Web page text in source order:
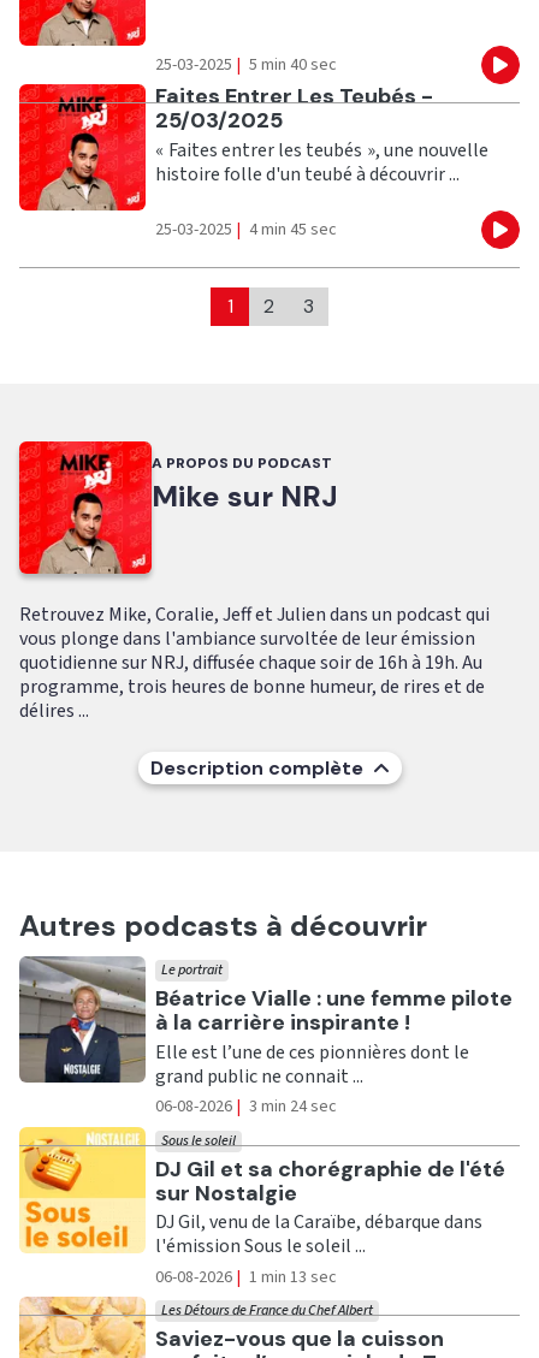
25-03-2025 | 5 min 40 sec
Ecouter
Faites Entrer Les Teubés -
25/03/2025
« Faites entrer les teubés », une nouvelle
histoire folle d'un teubé à découvrir ...
25-03-2025 | 4 min 45 sec
1 2 3
A PROPOS DU PODCAST
Mike sur NRJ
Retrouvez Mike, Coralie, Jeff et Julien dans un podcast qui
vous plonge dans l'ambiance survoltée de leur émission
quotidienne sur NRJ, diffusée chaque soir de 16h à 19h. Au
programme, trois heures de bonne humeur, de rires et de
délires ...
Description complète
Autres podcasts à découvrir
Ecouter
Béatrice Vialle : une femme pilote
à la carrière inspirante !
Le portrait
Elle est l’une de ces pionnières dont le
grand public ne connait ...
06-08-2026 | 3 min 24 sec
Ecouter
DJ Gil et sa chorégraphie de l'été
sur Nostalgie
Sous le soleil
DJ Gil, venu de la Caraïbe, débarque dans
l'émission Sous le soleil ...
06-08-2026 | 1 min 13 sec
Ecouter
Saviez-vous que la cuisson
Les Détours de France du Chef Albert